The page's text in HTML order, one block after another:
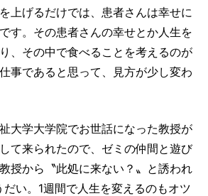
上げるだけでは、患者さんは幸せに
す。その患者さんの幸せとか人生を
、その中で食べることを考えるのが
事であると思って、見方が少し変わ
大学大学院でお世話になった教授が
て来られたので、ゼミの仲間と遊び
授から〝此処に来ない？〟と誘われ
だい。1週間で人生を変えるのもオツ